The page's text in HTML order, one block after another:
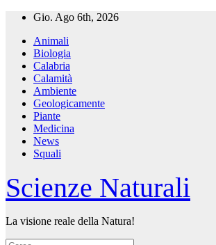
Salta
contenuto
Gio. Ago 6th, 2026
Animali
Biologia
Calabria
Calamità
Ambiente
Geologicamente
Piante
Medicina
News
Squali
Scienze Naturali
La visione reale della Natura!